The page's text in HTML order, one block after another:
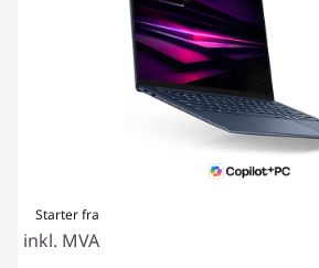
Starter fra
inkl. MVA